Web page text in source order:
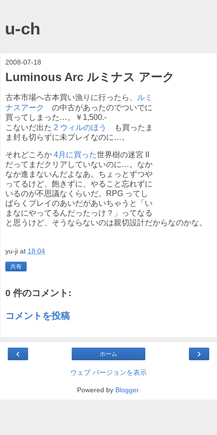
u-ch
2008-07-18
Luminous Arc ルミナス アーク
古本市場へ古本買い漁りに行ったら、
ルミ
ナスアーク
の中古があったのでついでに
買ってしまった…。￥1,500.-
こないだ出た 2 ウィルのほう
も買ったま
ま封も切らずに未プレイなのに…。
それどころか 4月に買った世界樹の迷宮 II
だってまだクリアしていないのに…。なか
なか進まないんだよなあ。ちょっとずつや
ってるけど、飽きずに、やること忘れずに
いるのが不思議なくらいだ。RPG ってし
ばらくプレイのあいだがあいちゃうと「い
まなにやってるんだったっけ？」ってなる
と思うけど、そうならないのは親切設計だからなのかな。
yu-ji at 18:04
共有
0 件のコメント:
コメントを投稿
‹ ›
ホーム
ウェブ バージョンを表示
Powered by Blogger.